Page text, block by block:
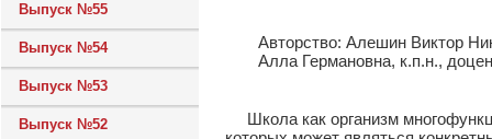
Выпуск №55
Выпуск №54
Выпуск №53
Выпуск №52
Авторcтво: Алешин Виктор
Алла Германовна, к.п.н.,
Школа как организм